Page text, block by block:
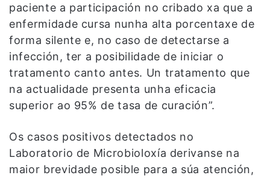
paciente a participación no cribado xa que a
enfermidade cursa nunha alta porcentaxe de
forma silente e, no caso de detectarse a
infección, ter a posibilidade de iniciar o
tratamento canto antes. Un tratamento que
na actualidade presenta unha eficacia
superior ao 95% de tasa de curación”.
Os casos positivos detectados no
Laboratorio de Microbioloxía derivanse na
maior brevidade posible para a súa atención,